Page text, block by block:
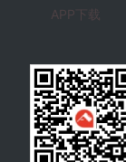
APP下载